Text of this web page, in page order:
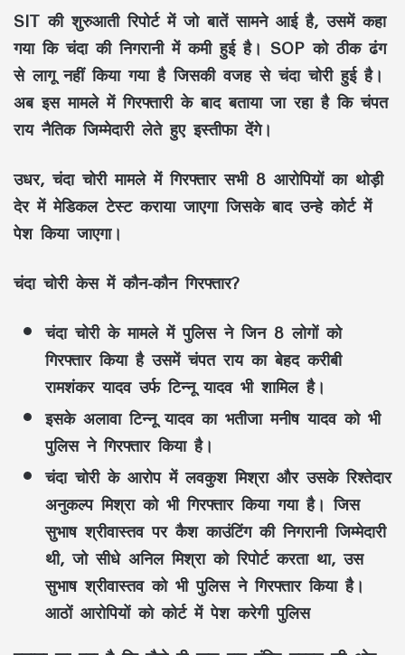
SIT की शुरुआती रिपोर्ट में जो बातें सामने आई है, उसमें कहा
गया कि चंदा की निगरानी में कमी हुई है। SOP को ठीक ढंग
से लागू नहीं किया गया है जिसकी वजह से चंदा चोरी हुई है।
अब इस मामले में गिरफ्तारी के बाद बताया जा रहा है कि चंपत
राय नैतिक जिम्मेदारी लेते हुए इस्तीफा देंगे।
उधर, चंदा चोरी मामले में गिरफ्तार सभी 8 आरोपियों का थोड़ी
देर में मेडिकल टेस्ट कराया जाएगा जिसके बाद उन्हे कोर्ट में
पेश किया जाएगा।
चंदा चोरी केस में कौन-कौन गिरफ्तार?
चंदा चोरी के मामले में पुलिस ने जिन 8 लोगों को
गिरफ्तार किया है उसमें चंपत राय का बेहद करीबी
रामशंकर यादव उर्फ टिन्नू यादव भी शामिल है।
इसके अलावा टिन्नू यादव का भतीजा मनीष यादव को भी
पुलिस ने गिरफ्तार किया है।
चंदा चोरी के आरोप में लवकुश मिश्रा और उसके रिश्तेदार
अनुकल्प मिश्रा को भी गिरफ्तार किया गया है। जिस
सुभाष श्रीवास्तव पर कैश काउंटिंग की निगरानी जिम्मेदारी
थी, जो सीधे अनिल मिश्रा को रिपोर्ट करता था, उस
सुभाष श्रीवास्तव को भी पुलिस ने गिरफ्तार किया है।
आठों आरोपियों को कोर्ट में पेश करेगी पुलिस